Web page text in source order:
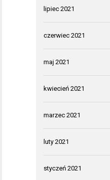
lipiec 2021
czerwiec 2021
maj 2021
kwiecień 2021
marzec 2021
luty 2021
styczeń 2021